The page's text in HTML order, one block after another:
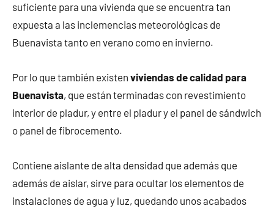
suficiente para una vivienda que se encuentra tan
expuesta a las inclemencias meteorológicas de
Buenavista tanto en verano como en invierno.
Por lo que también existen viviendas de calidad para
Buenavista, que están terminadas con revestimiento
interior de pladur, y entre el pladur y el panel de sándwich
o panel de fibrocemento.
Contiene aislante de alta densidad que además que
además de aislar, sirve para ocultar los elementos de
instalaciones de agua y luz, quedando unos acabados